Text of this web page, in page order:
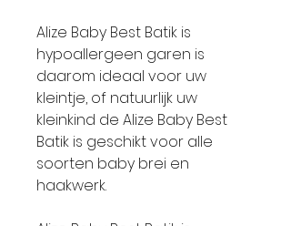
Alize Baby Best Batik is
hypoallergeen garen is
daarom ideaal voor uw
kleintje, of natuurlijk uw
kleinkind de Alize Baby Best
Batik is geschikt voor alle
soorten baby brei en
haakwerk.